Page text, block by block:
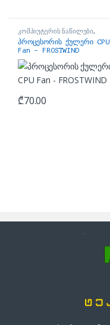
კომპიუტერის ნაწილები,
პროცესორის ქულერი
პროცესორის ქულერი CPU
Fan – FROSTWIND
₾70.00